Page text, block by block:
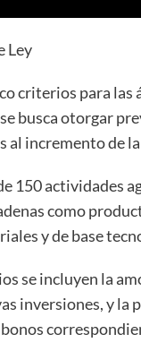
Ley
criterios para las
busca otorgar
al incremento de
150
como
y de base
se incluyen la
inversiones, y